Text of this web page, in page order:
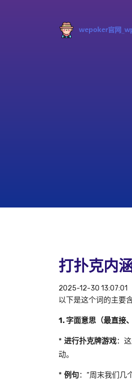
打扑克内
2025-12-30 13:07:01
以下是这个词的主要含
1. 字面意思（最直接
* 进行扑克牌游戏：
动。
* 例句：“周末我们几